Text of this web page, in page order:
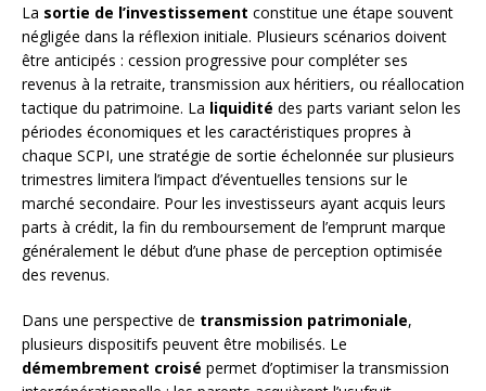
La sortie de l’investissement constitue une étape souvent
négligée dans la réflexion initiale. Plusieurs scénarios doivent
être anticipés : cession progressive pour compléter ses
revenus à la retraite, transmission aux héritiers, ou réallocation
tactique du patrimoine. La liquidité des parts variant selon les
périodes économiques et les caractéristiques propres à
chaque SCPI, une stratégie de sortie échelonnée sur plusieurs
trimestres limitera l’impact d’éventuelles tensions sur le
marché secondaire. Pour les investisseurs ayant acquis leurs
parts à crédit, la fin du remboursement de l’emprunt marque
généralement le début d’une phase de perception optimisée
des revenus.
Dans une perspective de transmission patrimoniale,
plusieurs dispositifs peuvent être mobilisés. Le
démembrement croisé permet d’optimiser la transmission